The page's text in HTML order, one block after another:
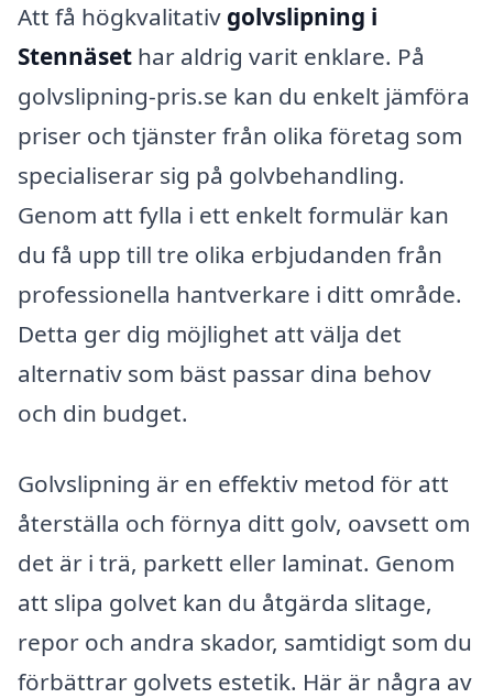
Att få högkvalitativ golvslipning i
Stennäset har aldrig varit enklare. På
golvslipning-pris.se kan du enkelt jämföra
priser och tjänster från olika företag som
specialiserar sig på golvbehandling.
Genom att fylla i ett enkelt formulär kan
du få upp till tre olika erbjudanden från
professionella hantverkare i ditt område.
Detta ger dig möjlighet att välja det
alternativ som bäst passar dina behov
och din budget.
Golvslipning är en effektiv metod för att
återställa och förnya ditt golv, oavsett om
det är i trä, parkett eller laminat. Genom
att slipa golvet kan du åtgärda slitage,
repor och andra skador, samtidigt som du
förbättrar golvets estetik. Här är några av